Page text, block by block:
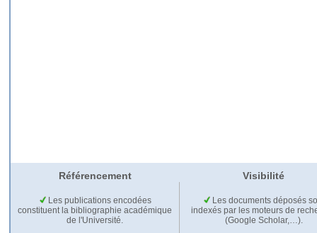
Référencement Visibilité
Les publications encodées
constituent la bibliographie académique
de l'Université.
Les documents déposés
indexés par les moteurs de
(Google Scholar,…).